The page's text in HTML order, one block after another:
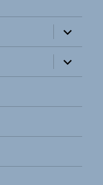
öffnen
öffnen